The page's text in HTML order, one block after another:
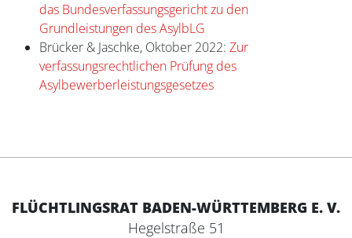
das Bundesverfassungsgericht zu den
Grundleistungen des AsylbLG
Brücker & Jaschke, Oktober 2022: Zur
verfassungsrechtlichen Prüfung des
Asylbewerberleistungsgesetzes
FLÜCHTLINGSRAT BADEN-WÜRTTEMBERG E. V.
Hegelstraße 51